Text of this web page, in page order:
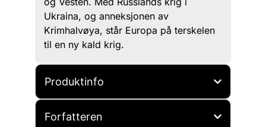
Ukraina, og anneksjonen av
Krimhalvøya, står Europa på terskelen
til en ny kald krig.
Produktinfo
Forfatteren